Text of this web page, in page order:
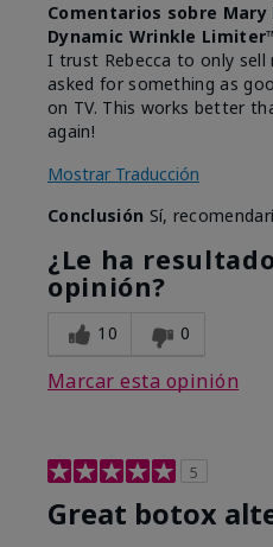
Comentarios sobre
Dynamic Wrinkle
I trust Rebecca to only sell
asked for something as
on TV. This works better
again!
Mostrar Traducción
Conclusión Sí,
¿Le ha
opinión?
10 0
Marcar esta opinión
5
Great botox